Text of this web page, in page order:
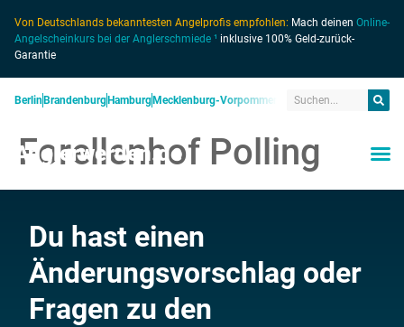
Von Deutschlands bekanntesten Angelprofis empfohlen: Mach deinen Online-
Angelscheinkurs bei der Anglerschmiede ¹ inklusive 100% Geld-zurück-
Garantie
Berlin Brandenburg Hamburg Mecklenburg-Vorpommern Niedersachsen
Anglerwerden.de
Forellenhof Polling
Du hast einen
Änderungsvorschlag oder
Fragen zu den